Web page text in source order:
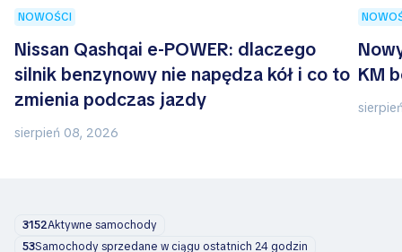
NOWOŚCI
Nissan Qashqai e-POWER: dlaczego
silnik benzynowy nie napędza kół i co to
zmienia podczas jazdy
sierpień 08, 2026
KM
3152Aktywne samochody
53Samochody sprzedane w ciągu ostatnich 24 godzin